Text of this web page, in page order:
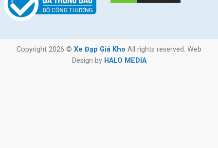
Copyright 2026 © Xe Đạp Giá Kho All rights reserved. Web
Design by HALO MEDIA